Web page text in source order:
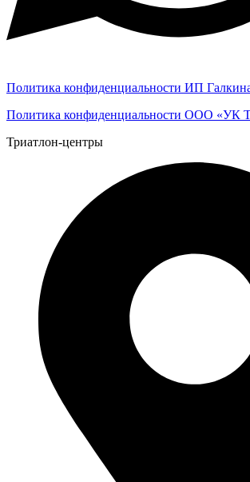
Политика конфиденциальности ИП
Политика конфиденциальности ООО «УК
Триатлон-центры